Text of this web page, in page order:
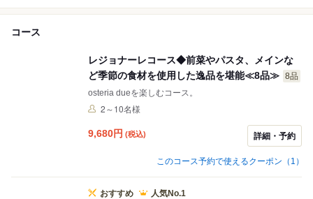
コース
レジョナーレコース◆前菜やパスタ、メインな
ど季節の食材を使用した逸品を堪能≪8品≫ 8品
osteria dueを楽しむコース。
2～10名様
9,680円 (税込) 詳細・予約
このコース予約で使えるクーポン（1）
おすすめ 人気No.1